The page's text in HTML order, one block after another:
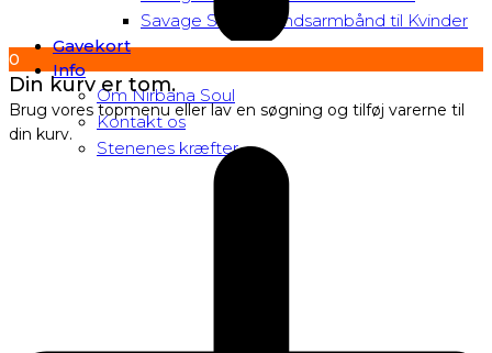
Savage Slangeskindsarmbånd til Kvinder
Gavekort
Info
Om Nirbana Soul
Kontakt os
Stenenes kræfter
0
Din kurv er tom.
Brug vores topmenu eller lav en søgning og tilføj varerne til
din kurv.